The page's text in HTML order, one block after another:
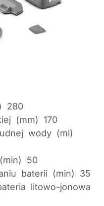
280
(mm) 170
wody (ml)
50
baterii (min) 35
litowo-jonowa